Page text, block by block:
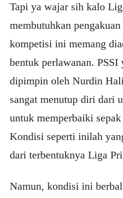
Tapi ya wajar sih kalo
membutuhkan
kompetisi ini memang
bentuk perlawanan. PSSI
dipimpin oleh Nurdin
sangat menutup diri dari
untuk memperbaiki
Kondisi seperti inilah
dari terbentuknya Liga
Namun, kondisi ini